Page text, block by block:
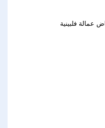
عمالة فلبينية